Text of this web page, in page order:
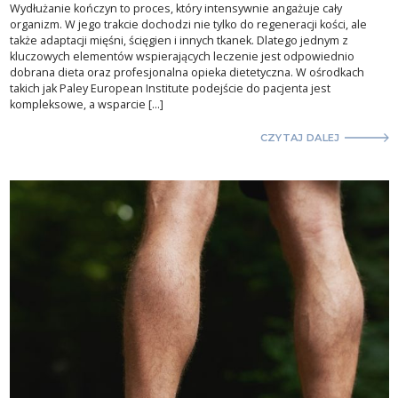
Wydłużanie kończyn to proces, który intensywnie angażuje cały
organizm. W jego trakcie dochodzi nie tylko do regeneracji kości, ale
także adaptacji mięśni, ścięgien i innych tkanek. Dlatego jednym z
kluczowych elementów wspierających leczenie jest odpowiednio
dobrana dieta oraz profesjonalna opieka dietetyczna. W ośrodkach
takich jak Paley European Institute podejście do pacjenta jest
kompleksowe, a wsparcie […]
CZYTAJ DALEJ